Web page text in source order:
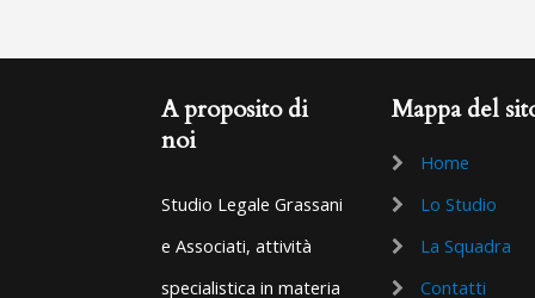
A proposito di
noi
Studio Legale Grassani
e Associati, attività
specialistica in materia
Mappa del
Home
Lo Studio
La Squadra
Contatti